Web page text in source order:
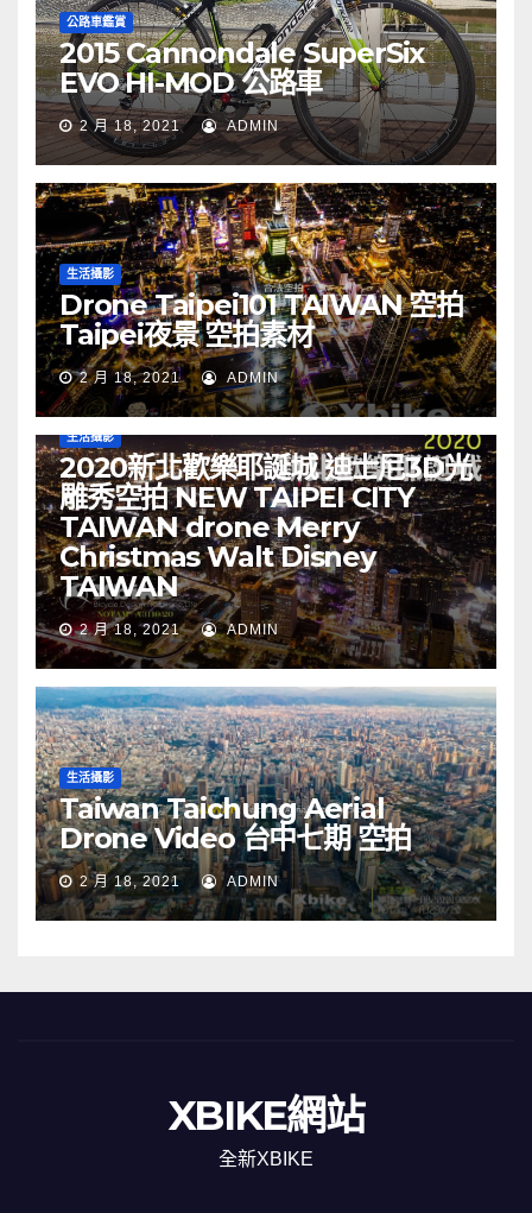
公路車鑑賞
2015 Cannondale SuperSix
EVO HI-MOD 公路車
2 月 18, 2021 ADMIN
生活攝影
Drone Taipei101 TAIWAN 空拍
Taipei夜景 空拍素材
2 月 18, 2021 ADMIN
生活攝影
2020新北歡樂耶誕城 迪士尼3D光
雕秀空拍 NEW TAIPEI CITY
TAIWAN drone Merry
Christmas Walt Disney
TAIWAN
2 月 18, 2021 ADMIN
生活攝影
Taiwan Taichung Aerial
Drone Video 台中七期 空拍
2 月 18, 2021 ADMIN
XBIKE網站
全新XBIKE